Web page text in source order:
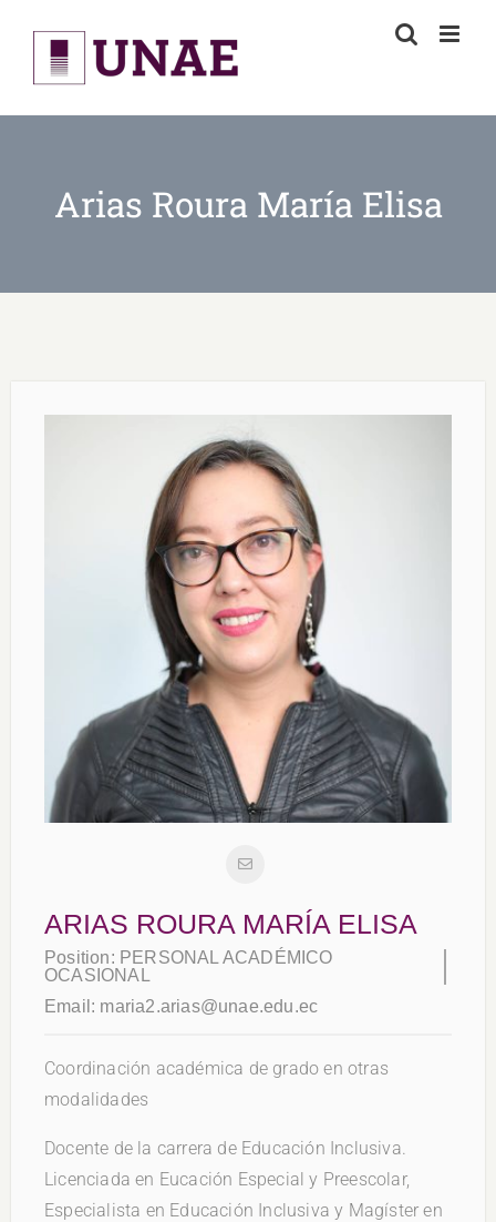
content
Arias Roura María Elisa
ARIAS ROURA MARÍA ELISA
Position: PERSONAL ACADÉMICO
OCASIONAL
Email: maria2.arias@unae.edu.ec
Coordinación académica de grado en otras
modalidades
Docente de la carrera de Educación Inclusiva.
Licenciada en Eucación Especial y Preescolar,
Especialista en Educación Inclusiva y Magíster en